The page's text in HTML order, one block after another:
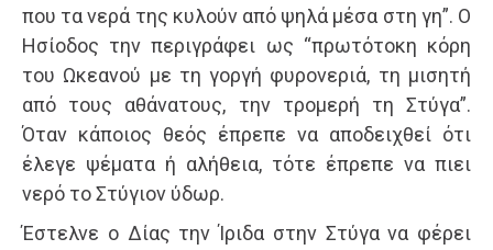
που τα νερά της κυλούν από ψηλά μέσα στη γη”. Ο
Ησίοδος την περιγράφει ως “πρωτότοκη κόρη
του Ωκεανού με τη γοργή φυρονεριά, τη μισητή
από τους αθάνατους, την τρομερή τη Στύγα”.
Όταν κάποιος θεός έπρεπε να αποδειχθεί ότι
έλεγε ψέματα ή αλήθεια, τότε έπρεπε να πιει
νερό το Στύγιον ύδωρ.
Έστελνε ο Δίας την Ίριδα στην Στύγα να φέρει